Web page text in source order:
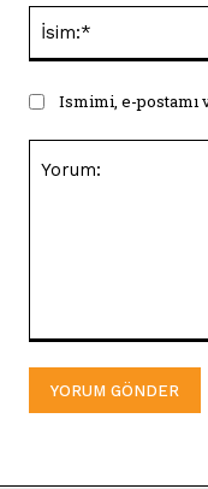
Ismimi, e-postamı